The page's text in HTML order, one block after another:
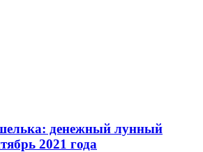
денежный лунный
2021 года